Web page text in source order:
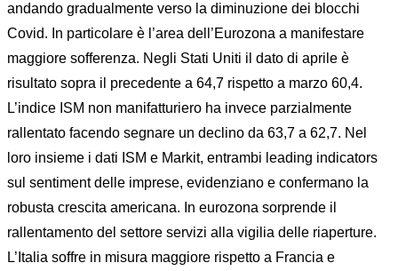
andando gradualmente verso la diminuzione dei blocchi
Covid. In particolare è l’area dell’Eurozona a manifestare
maggiore sofferenza. Negli Stati Uniti il dato di aprile è
risultato sopra il precedente a 64,7 rispetto a marzo 60,4.
L’indice ISM non manifatturiero ha invece parzialmente
rallentato facendo segnare un declino da 63,7 a 62,7. Nel
loro insieme i dati ISM e Markit, entrambi leading indicators
sul sentiment delle imprese, evidenziano e confermano la
robusta crescita americana. In eurozona sorprende il
rallentamento del settore servizi alla vigilia delle riaperture.
L’Italia soffre in misura maggiore rispetto a Francia e